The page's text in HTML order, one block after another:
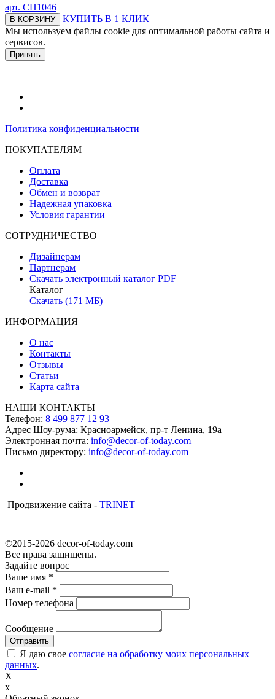
арт. СН1046
В КОРЗИНУ
КУПИТЬ В 1 КЛИК
Мы используем файлы cookie для оптимальной работы сайта и
сервисов.
Принять
Политика конфиденциальности
ПОКУПАТЕЛЯМ
Оплата
Доставка
Обмен и возврат
Надежная упаковка
Условия гарантии
СОТРУДНИЧЕСТВО
Дизайнерам
Партнерам
Скачать электронный каталог PDF
Каталог
Скачать (171 МБ)
ИНФОРМАЦИЯ
О нас
Контакты
Отзывы
Статьи
Карта сайта
НАШИ КОНТАКТЫ
Телефон: 8 499 877 12 93
Адрес Шоу-рума: Красноармейск, пр-т Ленина, 19а
Электронная почта: info@decor-of-today.com
Письмо директору: info@decor-of-today.com
Продвижение сайта - TRINET
©2015-2026 decor-of-today.com
Все права защищены.
Задайте вопрос
Ваше имя *
Ваш e-mail *
Номер телефона
Сообщение
Я даю свое согласие на обработку моих персональных
данных.
X
x